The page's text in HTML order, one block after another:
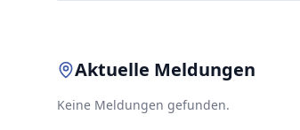
Aktuelle Meldungen
Keine Meldungen gefunden.